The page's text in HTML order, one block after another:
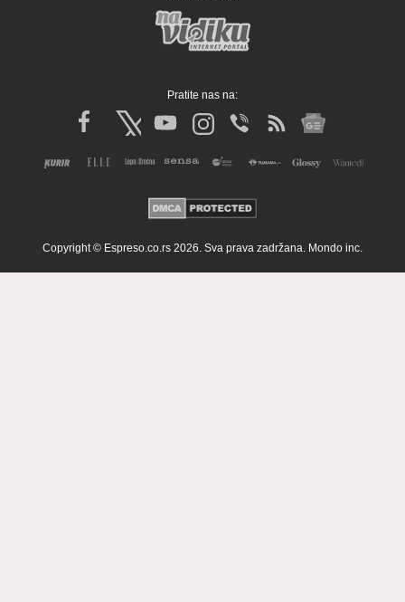
Pratite nas na:
Copyright © Espreso.co.rs 2026. Sva prava zadržana. Mondo inc.